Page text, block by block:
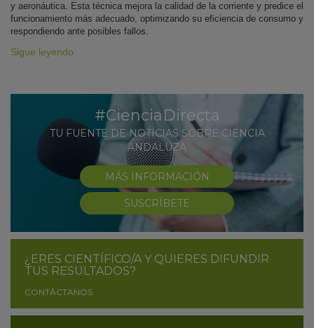
y aeronáutica. Esta técnica mejora la calidad de la corriente y predice el
funcionamiento más adecuado, optimizando su eficiencia de consumo y
respondiendo ante posibles fallos.
Sigue leyendo
#CienciaDirecta
TU FUENTE DE NOTICIAS SOBRE CIENCIA
ANDALUZA
MÁS INFORMACIÓN
SUSCRÍBETE
¿ERES CIENTÍFICO/A Y QUIERES DIFUNDIR
TUS RESULTADOS?
CONTÁCTANOS